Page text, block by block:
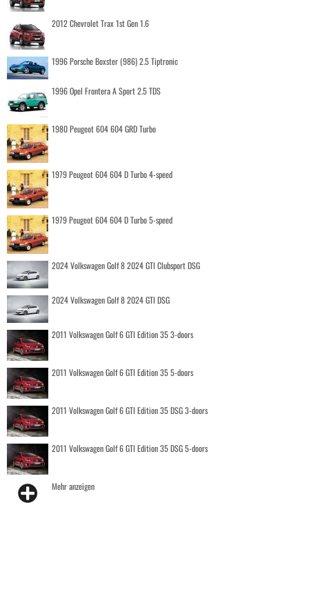
2012 Chevrolet Trax 1st Gen 1.6
1996 Porsche Boxster (986) 2.5 Tiptronic
1996 Opel Frontera A Sport 2.5 TDS
1980 Peugeot 604 604 GRD Turbo
1979 Peugeot 604 604 D Turbo 4-speed
1979 Peugeot 604 604 D Turbo 5-speed
2024 Volkswagen Golf 8 2024 GTI Clubsport DSG
2024 Volkswagen Golf 8 2024 GTI DSG
2011 Volkswagen Golf 6 GTI Edition 35 3-doors
2011 Volkswagen Golf 6 GTI Edition 35 5-doors
2011 Volkswagen Golf 6 GTI Edition 35 DSG 3-doors
2011 Volkswagen Golf 6 GTI Edition 35 DSG 5-doors
Mehr anzeigen